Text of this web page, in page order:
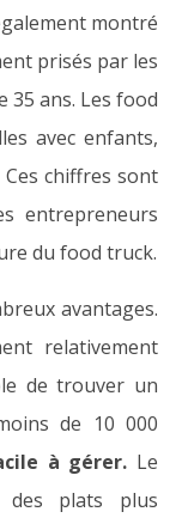
montré
prisés par les
35 ans. Les food
avec enfants,
Ces chiffres sont
entrepreneurs
du food truck.
avantages.
relativement
de trouver un
de 10 000
à gérer. Le
plats plus